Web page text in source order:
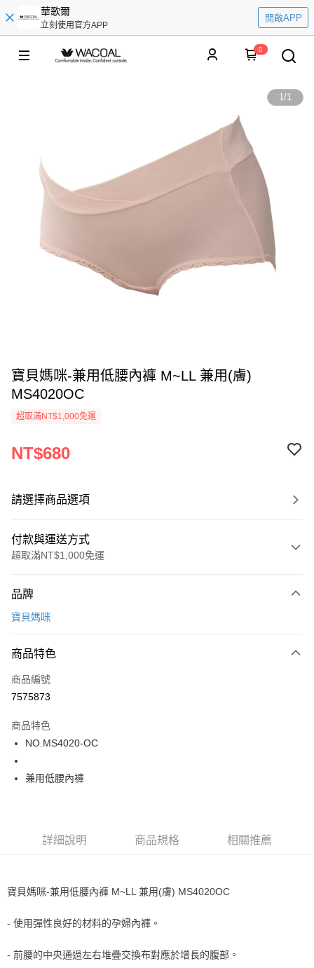
華歌爾
立刻使用官方APP
開啟APP
0
1/1
寶貝媽咪-兼用低腰內褲 M~LL 兼用(膚)
MS4020OC
超取滿NT$1,000免運
NT$680
請選擇商品選項
付款與運送方式
超取滿NT$1,000免運
信用卡一次付款
LINE Pay
街口支付
運送方式
全家取貨付款
每筆NT$80，滿NT$1,000(含以上)免運費
付款後7-11取貨
每筆NT$80，滿NT$1,000(含以上)免運費
每筆NT$80，滿NT$1,000(含以上)免運費
品牌
寶貝媽咪
商品特色
商品編號
7575873
商品特色
NO.MS4020-OC
兼用低腰內褲
詳細說明 商品規格 相關推薦
寶貝媽咪-兼用低腰內褲 M~LL 兼用(膚) MS4020OC
- 使用彈性良好的材料的孕婦內褲。
- 前腰的中央通過左右堆疊交換布對應於增長的腹部。